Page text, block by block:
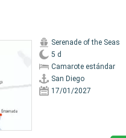
Serenade of the Seas
5 d
Camarote estándar
San Diego
17/01/2027